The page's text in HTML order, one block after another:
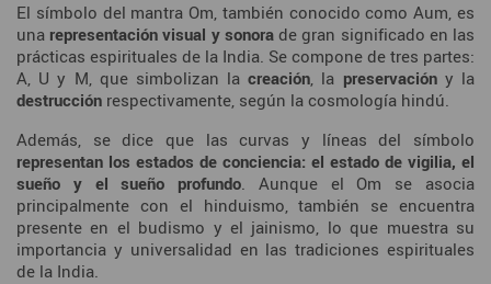
El símbolo del mantra Om, también conocido como Aum, es
una representación visual y sonorade gran significado en las
prácticas espirituales de la India. Se compone de tres partes:
A, U y M, que simbolizan lacreación, la preservacióny la
destrucción respectivamente, según la cosmología hindú.
Además, se dice que las curvas y líneas del símbolo
representan los estados de conciencia: el estado de vigilia, el
sueño y el sueño profundo. Aunque el Om se asocia
principalmente con el hinduismo, también se encuentra
presente en el budismo y el jainismo, lo que muestra su
importancia y universalidad en las tradiciones espirituales
de la India.